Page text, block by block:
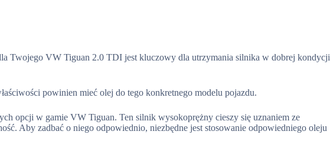
Twojego VW Tiguan 2.0 TDI jest kluczowy dla utrzymania silnika w dobrej kondycji
powinien mieć olej do tego konkretnego modelu pojazdu.
opcji w gamie VW Tiguan. Ten silnik wysokoprężny cieszy się uznaniem ze
Aby zadbać o niego odpowiednio, niezbędne jest stosowanie odpowiedniego oleju